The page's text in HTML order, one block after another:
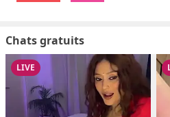
Chats gratuits